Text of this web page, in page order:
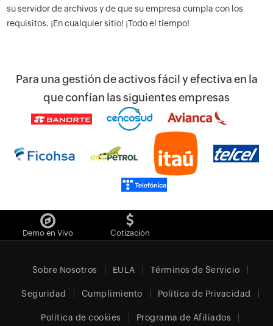
su servidor de archivos y de que su empresa cumpla con los
requisitos. ¡En cualquier sitio! ¡Todo el tiempo!
Para una gestión de activos fácil y efectiva en la
que confían las siguientes empresas
Demo en Vivo Cotización
Sobre Nosotros EULA Términos de Servicio
Seguridad Cumplimiento Política de Privacidad
Política de cookies Programa de Afiliados